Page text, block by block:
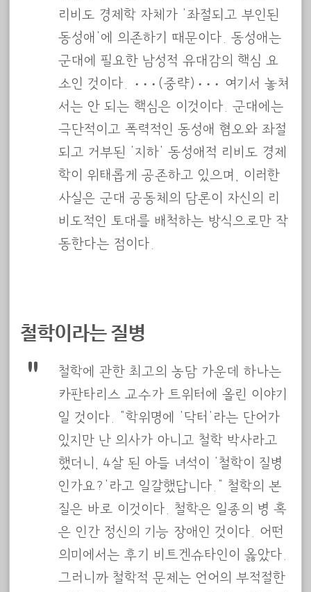
리비도 경제학 자체가 ‘좌절되고 부인된
동성애’에 의존하기 때문이다. 동성애는
군대에 필요한 남성적 유대감의 핵심 요
소인 것이다. ···(중략)··· 여기서 놓쳐
서는 안 되는 핵심은 이것이다. 군대에는
극단적이고 폭력적인 동성애 혐오와 좌절
되고 거부된 ‘지하’ 동성애적 리비도 경제
학이 위태롭게 공존하고 있으며, 이러한
사실은 군대 공동체의 담론이 자신의 리
비도적인 토대를 배척하는 방식으로만 작
동한다는 점이다.
철학이라는 질병
철학에 관한 최고의 농담 가운데 하나는
카판타리스 교수가 트위터에 올린 이야기
일 것이다. “학위명에 ‘닥터’라는 단어가
있지만 난 의사가 아니고 철학 박사라고
했더니, 4살 된 아들 녀석이 ‘철학이 질병
인가요?’라고 일갈했답니다.” 철학의 본
질은 바로 이것이다. 철학은 일종의 병 혹
은 인간 정신의 기능 장애인 것이다. 어떤
의미에서는 후기 비트겐슈타인이 옳았다.
그러니까 철학적 문제는 언어의 부적절한